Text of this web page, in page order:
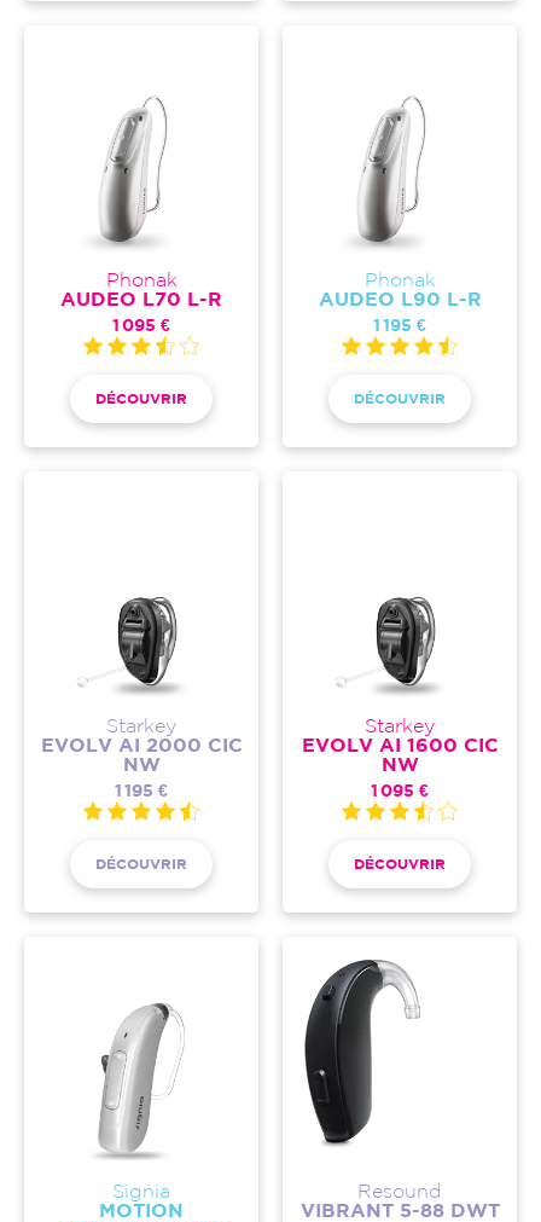
Phonak
AUDEO L70 L-R
1 095 €
DÉCOUVRIR
Phonak
AUDEO L90 L-R
1 195 €
DÉCOUVRIR
Starkey
EVOLV AI 2000 CIC
NW
1 195 €
DÉCOUVRIR
Starkey
EVOLV AI 1600 CIC
NW
1 095 €
DÉCOUVRIR
Signia
MOTION
Resound
VIBRANT 5-88 DWT